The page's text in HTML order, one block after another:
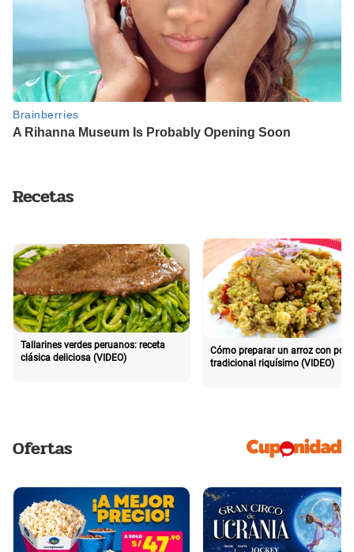
Recetas
Tallarines verdes peruanos: receta
clásica deliciosa (VIDEO)
Cómo preparar un arroz con pollo
tradicional riquísimo (VIDEO)
Ofertas